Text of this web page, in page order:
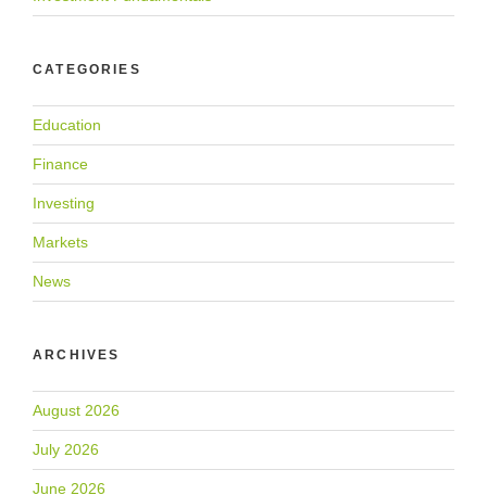
CATEGORIES
Education
Finance
Investing
Markets
News
ARCHIVES
August 2026
July 2026
June 2026